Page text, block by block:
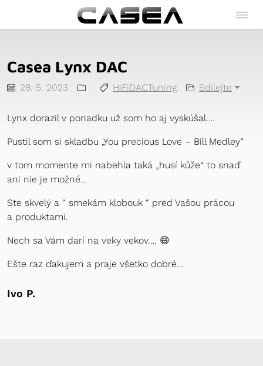
Casea Lynx DAC
Datum
28. 5. 2023
RubrikyŠtítky
HiFiDACTuning Sdílejte
Lynx dorazil v poriadku už som ho aj vyskúšal….
Pustil som si skladbu „You precious Love – Bill Medley“
v tom momente mi nabehla taká „husí kůže“ to snaď
ani nie je možné…
Ste skvelý a “ smekám klobouk “ pred Vašou prácou
a produktami.
Nech sa Vám darí na veky vekov…. 😄
Ešte raz ďakujem a praje všetko dobré…
Ivo P.